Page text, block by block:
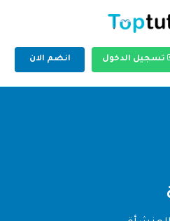
تسجيل الدخول انضم الان